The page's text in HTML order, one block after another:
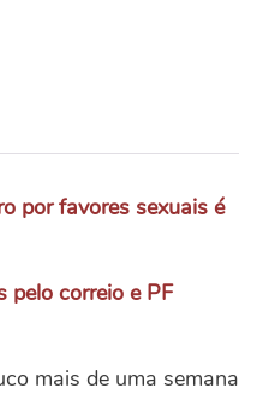
por favores sexuais é
pelo correio e PF
mais de uma semana